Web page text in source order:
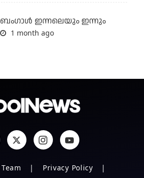
ബംഗാള്‍ ഇന്നലെയും ഇന്നും
1 month ago
Team Privacy Policy